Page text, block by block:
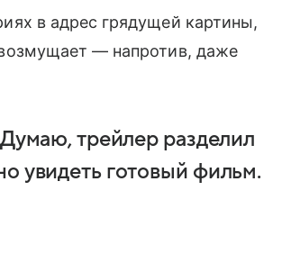
в адрес грядущей картины,
возмущает — напротив, даже
трейлер разделил
увидеть готовый фильм.